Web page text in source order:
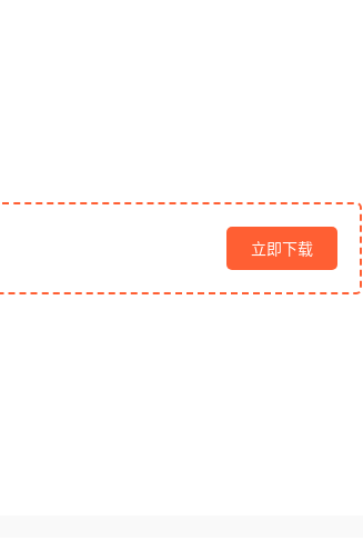
立即下载